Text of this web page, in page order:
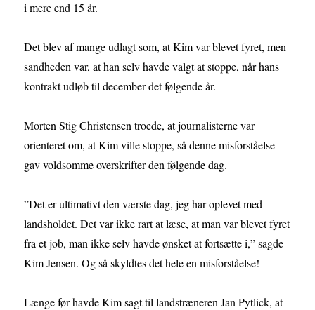
i mere end 15 år.
Det blev af mange udlagt som, at Kim var blevet fyret, men
sandheden var, at han selv havde valgt at stoppe, når hans
kontrakt udløb til december det følgende år.
Morten Stig Christensen troede, at journalisterne var
orienteret om, at Kim ville stoppe, så denne misforståelse
gav voldsomme overskrifter den følgende dag.
”Det er ultimativt den værste dag, jeg har oplevet med
landsholdet. Det var ikke rart at læse, at man var blevet fyret
fra et job, man ikke selv havde ønsket at fortsætte i,” sagde
Kim Jensen. Og så skyldtes det hele en misforståelse!
Længe før havde Kim sagt til landstræneren Jan Pytlick, at